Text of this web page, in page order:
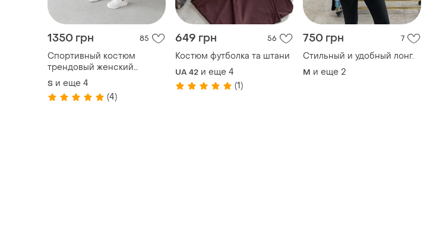
1350 грн 85
Спортивный костюм
трендовый женский
свободный крой
S и еще 4
(4)
649 грн 56
Костюм футболка та штани
UA 42 и еще 4
(1)
750 грн 7
Стильный и удобный лонг.
M и еще 2